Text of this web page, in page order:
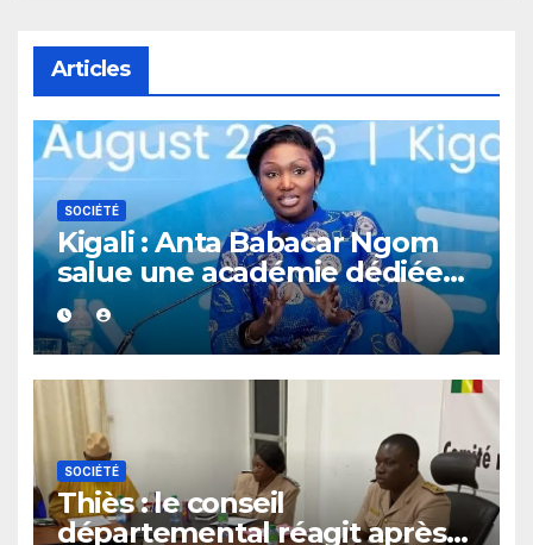
Articles
SOCIÉTÉ
Kigali : Anta Babacar Ngom
salue une académie dédiée
au leadership politique des
femmes africaines
SOCIÉTÉ
Thiès : le conseil
départemental réagit après